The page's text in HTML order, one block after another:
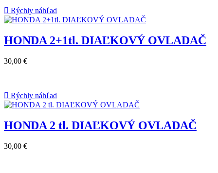
 Rýchly náhľad
HONDA 2+1tl. DIAĽKOVÝ OVLADAČ
30,00 €
 Rýchly náhľad
HONDA 2 tl. DIAĽKOVÝ OVLADAČ
30,00 €